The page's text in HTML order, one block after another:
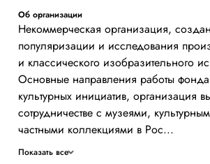
Об организации
Некоммерческая организация,
популяризации и исследования
и классического изобразительного
Основные направления работы
культурных инициатив, организация
сотрудничестве с музеями,
частными коллекциями в Рос...
Показать все